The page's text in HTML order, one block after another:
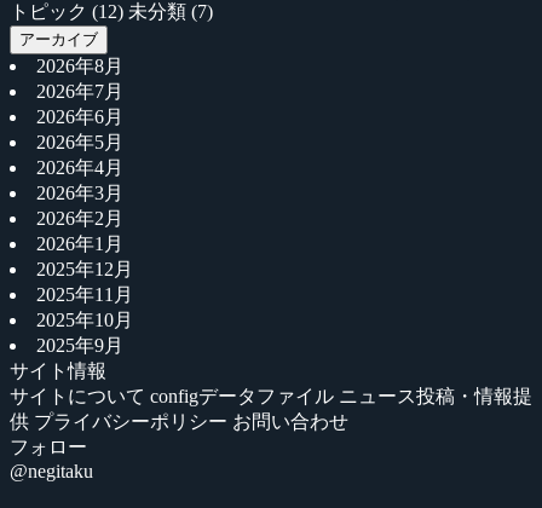
トピック (12) 未分類 (7)
アーカイブ
2026年8月
2026年7月
2026年6月
2026年5月
2026年4月
2026年3月
2026年2月
2026年1月
2025年12月
2025年11月
2025年10月
2025年9月
サイト情報
サイトについて configデータファイル ニュース投稿・情報提
供 プライバシーポリシー お問い合わせ
フォロー
@negitaku